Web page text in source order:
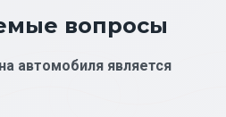
вопросы
автомобиля является